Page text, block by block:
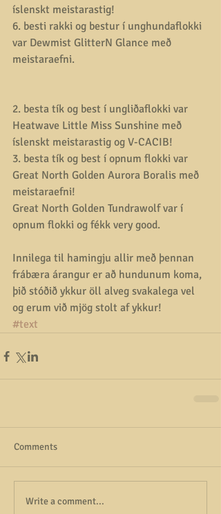
íslenskt meistarastig!
6. besti rakki og bestur í unghundaflokki
var Dewmist GlitterN Glance með
meistaraefni.
2. besta tík og best í ungliðaflokki var
Heatwave Little Miss Sunshine með
íslenskt meistarastig og V-CACIB!
3. besta tík og best í opnum flokki var
Great North Golden Aurora Boralis með
meistaraefni!
Great North Golden Tundrawolf var í
opnum flokki og fékk very good.
Innilega til hamingju allir með þennan
frábæra árangur er að hundunum koma,
þið stóðið ykkur öll alveg svakalega vel
og erum við mjög stolt af ykkur!
#text
Comments
Write a comment...